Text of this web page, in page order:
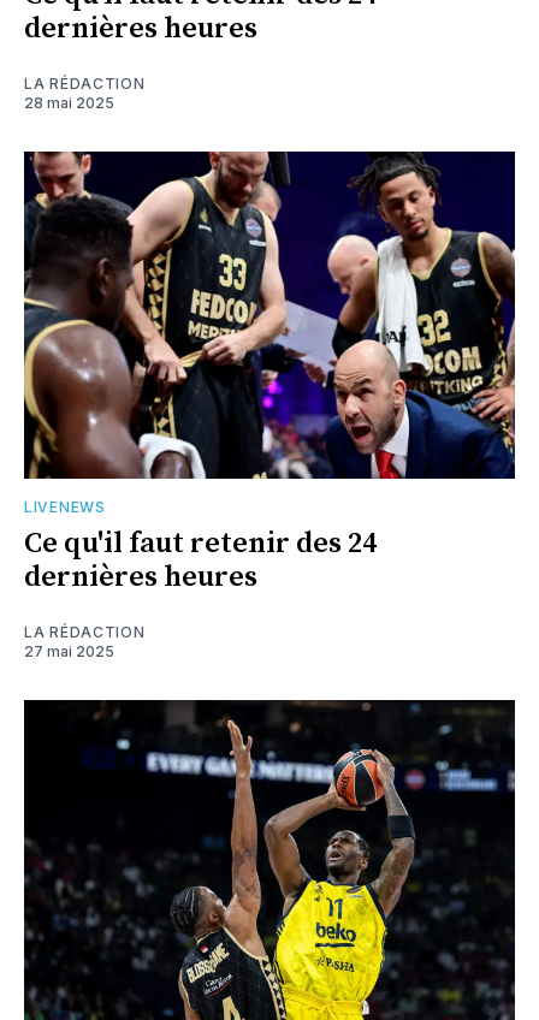
dernières heures
LA RÉDACTION
28 mai 2025
LIVENEWS
Ce qu'il faut retenir des 24
dernières heures
LA RÉDACTION
27 mai 2025